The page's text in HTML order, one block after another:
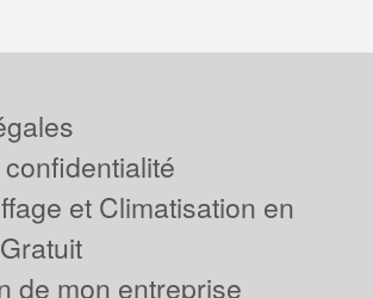
et Climatisation en
de mon entreprise